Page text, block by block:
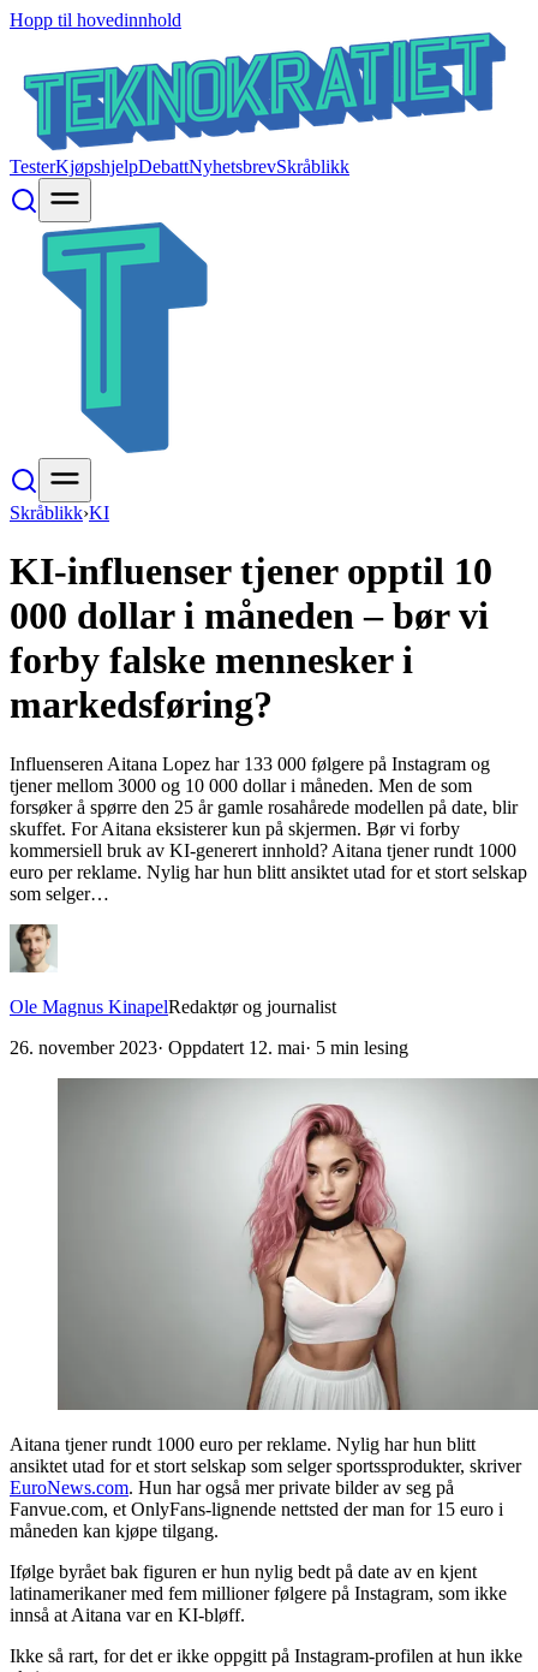
Hopp til hovedinnhold
TesterKjøpshjelpDebattNyhetsbrevSkråblikk
Skråblikk›KI
KI-influenser tjener opptil 10
000 dollar i måneden – bør vi
forby falske mennesker i
markedsføring?
Influenseren Aitana Lopez har 133 000 følgere på Instagram og
tjener mellom 3000 og 10 000 dollar i måneden. Men de som
forsøker å spørre den 25 år gamle rosahårede modellen på date, blir
skuffet. For Aitana eksisterer kun på skjermen. Bør vi forby
kommersiell bruk av KI-generert innhold? Aitana tjener rundt 1000
euro per reklame. Nylig har hun blitt ansiktet utad for et stort selskap
som selger…
Ole Magnus KinapelRedaktør og journalist
26. november 2023· Oppdatert 12. mai· 5 min lesing
Aitana tjener rundt 1000 euro per reklame. Nylig har hun blitt
ansiktet utad for et stort selskap som selger sportssprodukter, skriver
EuroNews.com. Hun har også mer private bilder av seg på
Fanvue.com, et OnlyFans-lignende nettsted der man for 15 euro i
måneden kan kjøpe tilgang.
Ifølge byrået bak figuren er hun nylig bedt på date av en kjent
latinamerikaner med fem millioner følgere på Instagram, som ikke
innså at Aitana var en KI-bløff.
Ikke så rart, for det er ikke oppgitt på Instagram-profilen at hun ikke